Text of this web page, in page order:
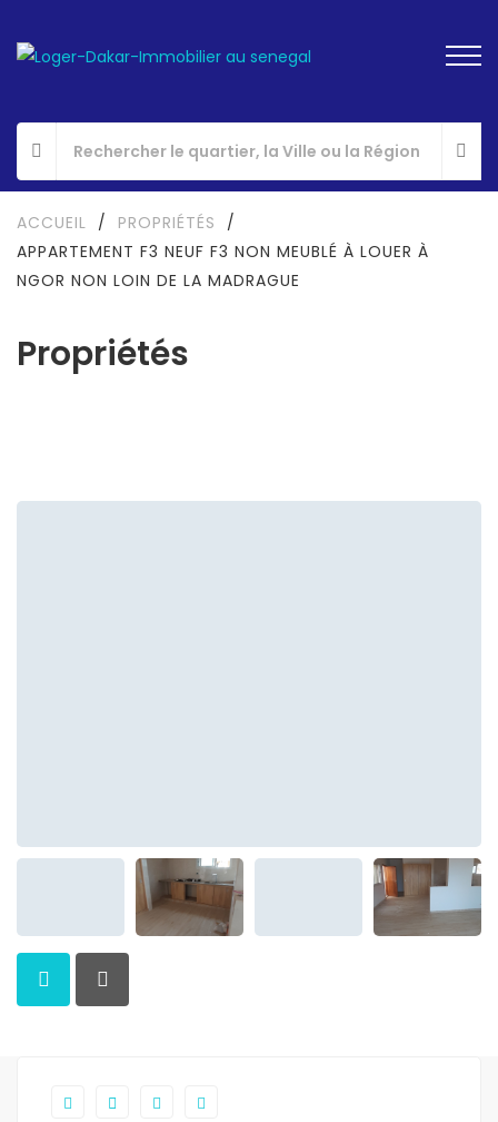
Propriétés
ACCUEIL / PROPRIÉTÉS
/
APPARTEMENT F3 NEUF F3 NON MEUBLÉ À LOUER À
NGOR NON LOIN DE LA MADRAGUE